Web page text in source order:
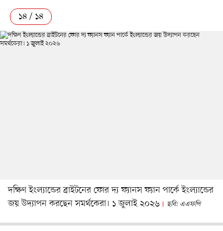
১৪ / ১৪
দক্ষিণ ইংল্যান্ডের ব্রাইটনের ফোর দ্য ফ্যানস ফ্যান পার্কে ইংল্যান্ডের
জয় উদ্যাপন করছেন সমর্থকেরা। ১ জুলাই ২০২৬
ছবি: এএফপি